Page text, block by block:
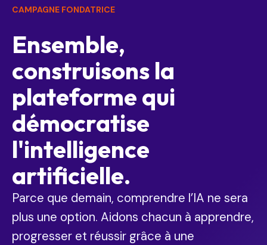
CAMPAGNE FONDATRICE
Ensemble,
construisons la
plateforme qui
démocratise
l'intelligence
artificielle.
Parce que demain, comprendre l’IA ne sera
plus une option. Aidons chacun à apprendre,
progresser et réussir grâce à une